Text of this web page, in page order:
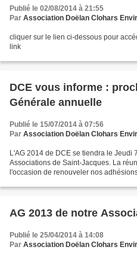
Publié le 02/08/2014 à 21:55
Par Association Doëlan Clohars
cliquer sur le lien ci-dessous pour
link
DCE vous informe :
Générale annuelle
Publié le 15/07/2014 à 07:56
Par Association Doëlan Clohars
L'AG 2014 de DCE se tiendra le Jeudi
Associations de Saint-Jacques. La
l'occasion de renouveler nos
AG 2013 de notre
Publié le 25/04/2014 à 14:08
Par Association Doëlan Clohars